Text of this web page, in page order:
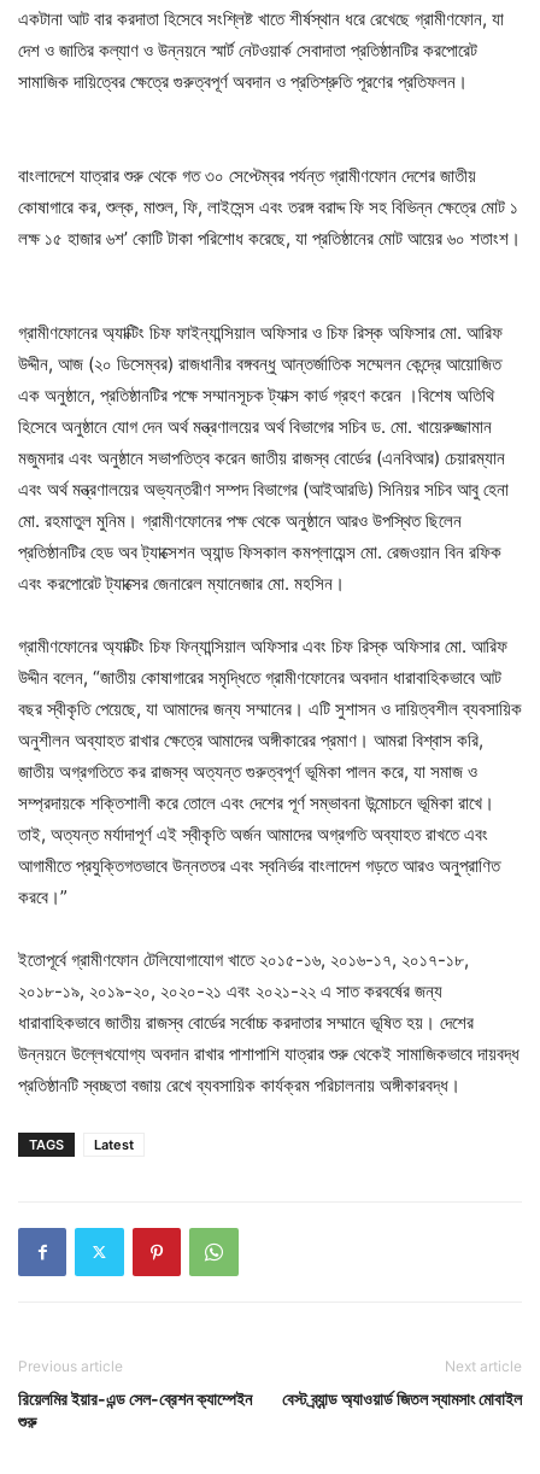
একটানা আট বার করদাতা হিসেবে সংশ্লিষ্ট খাতে শীর্ষস্থান ধরে রেখেছে গ্রামীণফোন, যা
দেশ ও জাতির কল্যাণ ও উন্নয়নে স্মার্ট নেটওয়ার্ক সেবাদাতা প্রতিষ্ঠানটির করপোরেট
সামাজিক দায়িত্বের ক্ষেত্রে গুরুত্বপূর্ণ অবদান ও প্রতিশ্রুতি পূরণের প্রতিফলন।
বাংলাদেশে যাত্রার শুরু থেকে গত ৩০ সেপ্টেম্বর পর্যন্ত গ্রামীণফোন দেশের জাতীয়
কোষাগারে কর, শুল্ক, মাশুল, ফি, লাইসেন্স এবং তরঙ্গ বরাদ্দ ফি সহ বিভিন্ন ক্ষেত্রে মোট ১
লক্ষ ১৫ হাজার ৬শ’ কোটি টাকা পরিশোধ করেছে, যা প্রতিষ্ঠানের মোট আয়ের ৬০ শতাংশ।
গ্রামীণফোনের অ্যাক্টিং চিফ ফাইন্যান্সিয়াল অফিসার ও চিফ রিস্ক অফিসার মো. আরিফ
উদ্দীন, আজ (২০ ডিসেম্বর) রাজধানীর বঙ্গবন্ধু আন্তর্জাতিক সম্মেলন কেন্দ্রে আয়োজিত
এক অনুষ্ঠানে, প্রতিষ্ঠানটির পক্ষে সম্মানসূচক ট্যাক্স কার্ড গ্রহণ করেন ।বিশেষ অতিথি
হিসেবে অনুষ্ঠানে যোগ দেন অর্থ মন্ত্রণালয়ের অর্থ বিভাগের সচিব ড. মো. খায়েরুজ্জামান
মজুমদার এবং অনুষ্ঠানে সভাপতিত্ব করেন জাতীয় রাজস্ব বোর্ডের (এনবিআর) চেয়ারম্যান
এবং অর্থ মন্ত্রণালয়ের অভ্যন্তরীণ সম্পদ বিভাগের (আইআরডি) সিনিয়র সচিব আবু হেনা
মো. রহমাতুল মুনিম। গ্রামীণফোনের পক্ষ থেকে অনুষ্ঠানে আরও উপস্থিত ছিলেন
প্রতিষ্ঠানটির হেড অব ট্যাক্সেশন অ্যান্ড ফিসকাল কমপ্লায়েন্স মো. রেজওয়ান বিন রফিক
এবং করপোরেট ট্যাক্সের জেনারেল ম্যানেজার মো. মহসিন।
গ্রামীণফোনের অ্যাক্টিং চিফ ফিন্যান্সিয়াল অফিসার এবং চিফ রিস্ক অফিসার মো. আরিফ
উদ্দীন বলেন, “জাতীয় কোষাগারের সমৃদ্ধিতে গ্রামীণফোনের অবদান ধারাবাহিকভাবে আট
বছর স্বীকৃতি পেয়েছে, যা আমাদের জন্য সম্মানের। এটি সুশাসন ও দায়িত্বশীল ব্যবসায়িক
অনুশীলন অব্যাহত রাখার ক্ষেত্রে আমাদের অঙ্গীকারের প্রমাণ। আমরা বিশ্বাস করি,
জাতীয় অগ্রগতিতে কর রাজস্ব অত্যন্ত গুরুত্বপূর্ণ ভূমিকা পালন করে, যা সমাজ ও
সম্প্রদায়কে শক্তিশালী করে তোলে এবং দেশের পূর্ণ সম্ভাবনা উন্মোচনে ভূমিকা রাখে।
তাই, অত্যন্ত মর্যাদাপূর্ণ এই স্বীকৃতি অর্জন আমাদের অগ্রগতি অব্যাহত রাখতে এবং
আগামীতে প্রযুক্তিগতভাবে উন্নততর এবং স্বনির্ভর বাংলাদেশ গড়তে আরও অনুপ্রাণিত
করবে।”
ইতোপূর্বে গ্রামীণফোন টেলিযোগাযোগ খাতে ২০১৫-১৬, ২০১৬-১৭, ২০১৭-১৮,
২০১৮-১৯, ২০১৯-২০, ২০২০-২১ এবং ২০২১-২২ এ সাত করবর্ষের জন্য
ধারাবাহিকভাবে জাতীয় রাজস্ব বোর্ডের সর্বোচ্চ করদাতার সম্মানে ভূষিত হয়। দেশের
উন্নয়নে উল্লেখযোগ্য অবদান রাখার পাশাপাশি যাত্রার শুরু থেকেই সামাজিকভাবে দায়বদ্ধ
প্রতিষ্ঠানটি স্বচ্ছতা বজায় রেখে ব্যবসায়িক কার্যক্রম পরিচালনায় অঙ্গীকারবদ্ধ।
TAGS Latest
Previous article
রিয়েলমির ইয়ার-এন্ড সেল-ব্রেশন ক্যাম্পেইন
শুরু
Next article
বেস্ট ব্র্যান্ড অ্যাওয়ার্ড জিতল স্যামসাং মোবাইল